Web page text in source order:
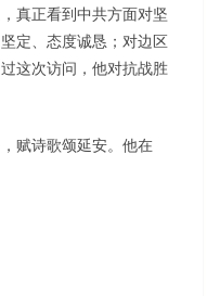
真正看到中共方面对坚
定、态度诚恳；对边区
这次访问，他对抗战胜
赋诗歌颂延安。他在